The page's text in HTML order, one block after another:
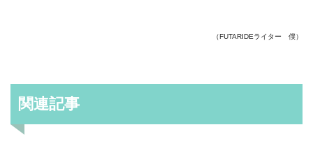
（FUTARIDEライター 僕）
関連記事